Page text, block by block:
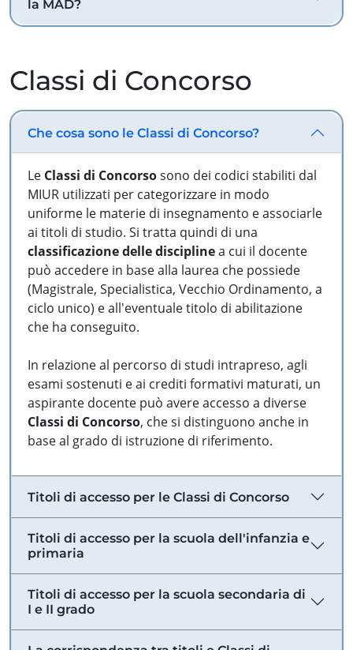
la MAD?
Classi di Concorso
Che cosa sono le Classi di Concorso?
Le Classi di Concorsosono dei codici stabiliti dal
MIUR utilizzati per categorizzare in modo
uniforme le materie di insegnamento e associarle
ai titoli di studio. Si tratta quindi di una
classificazione delle disciplinea cui il docente
può accedere in base alla laurea che possiede
(Magistrale, Specialistica, Vecchio Ordinamento, a
ciclo unico) e all'eventuale titolo di abilitazione
che ha conseguito.
In relazione al percorso di studi intrapreso, agli
esami sostenuti e ai crediti formativi maturati, un
aspirante docente può avere accesso a diverse
Classi di Concorso, che si distinguono anche in
base al grado di istruzione di riferimento.
Titoli di accesso per le Classi di Concorso
Titoli di accesso per la scuola dell'infanzia e
primaria
Titoli di accesso per la scuola secondaria di
I e II grado